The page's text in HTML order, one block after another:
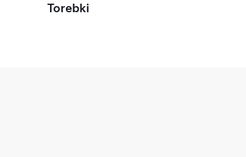
Torebki